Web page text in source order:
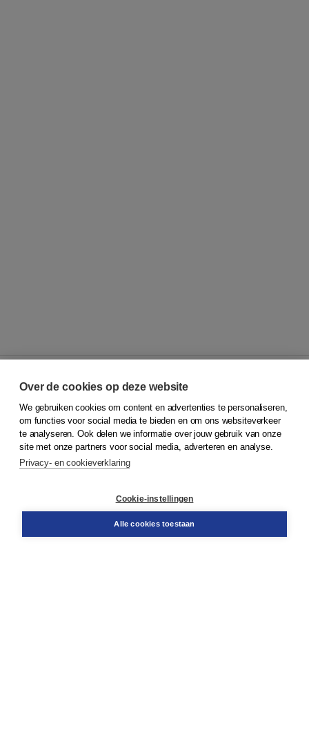
© 2026Koninklijke Boom uitgevers
Klantenservice
Service & informatie
Contact
Over de cookies op deze website
We gebruiken cookies om content en advertenties te personaliseren,
om functies voor social media te bieden en om ons websiteverkeer
te analyseren. Ook delen we informatie over jouw gebruik van onze
site met onze partners voor social media, adverteren en analyse.
Privacy- en cookieverklaring
Cookie-instellingen
Alle cookies toestaan